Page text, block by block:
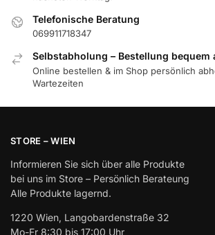
Telefonische Beratung
069911718347
Selbstabholung – Bestellung bequem
Online bestellen & im Shop persönlich
Wartezeiten
STORE – WIEN
Informieren Sie sich über alle Produkte
bei uns im Store – Persönlich Berateung
Alle Produkte lagernd.
1220 Wien, Langobardenstraße 32
Mo-Fr 8:30 bis 17:00 Uhr